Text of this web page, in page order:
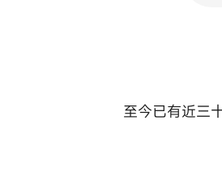
至今已有近三